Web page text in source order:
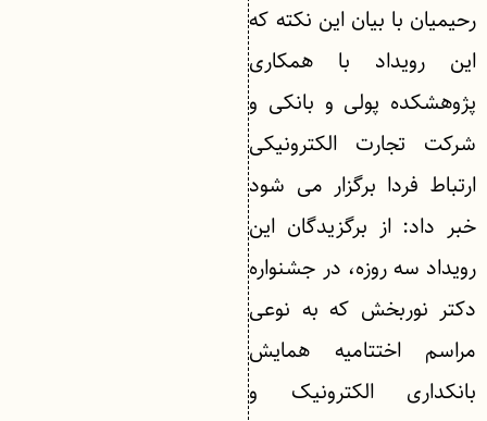
رحیمیان با بیان این نکته که
این رویداد با همکاری
پژوهشکده پولی و بانکی و
شرکت تجارت الکترونیکی
ارتباط فردا برگزار می‌ شود
خبر داد: از برگزیدگان این
رویداد سه روزه، در جشنواره
دکتر نوربخش که به نوعی
مراسم اختتامیه همایش
بانکداری الکترونیک و